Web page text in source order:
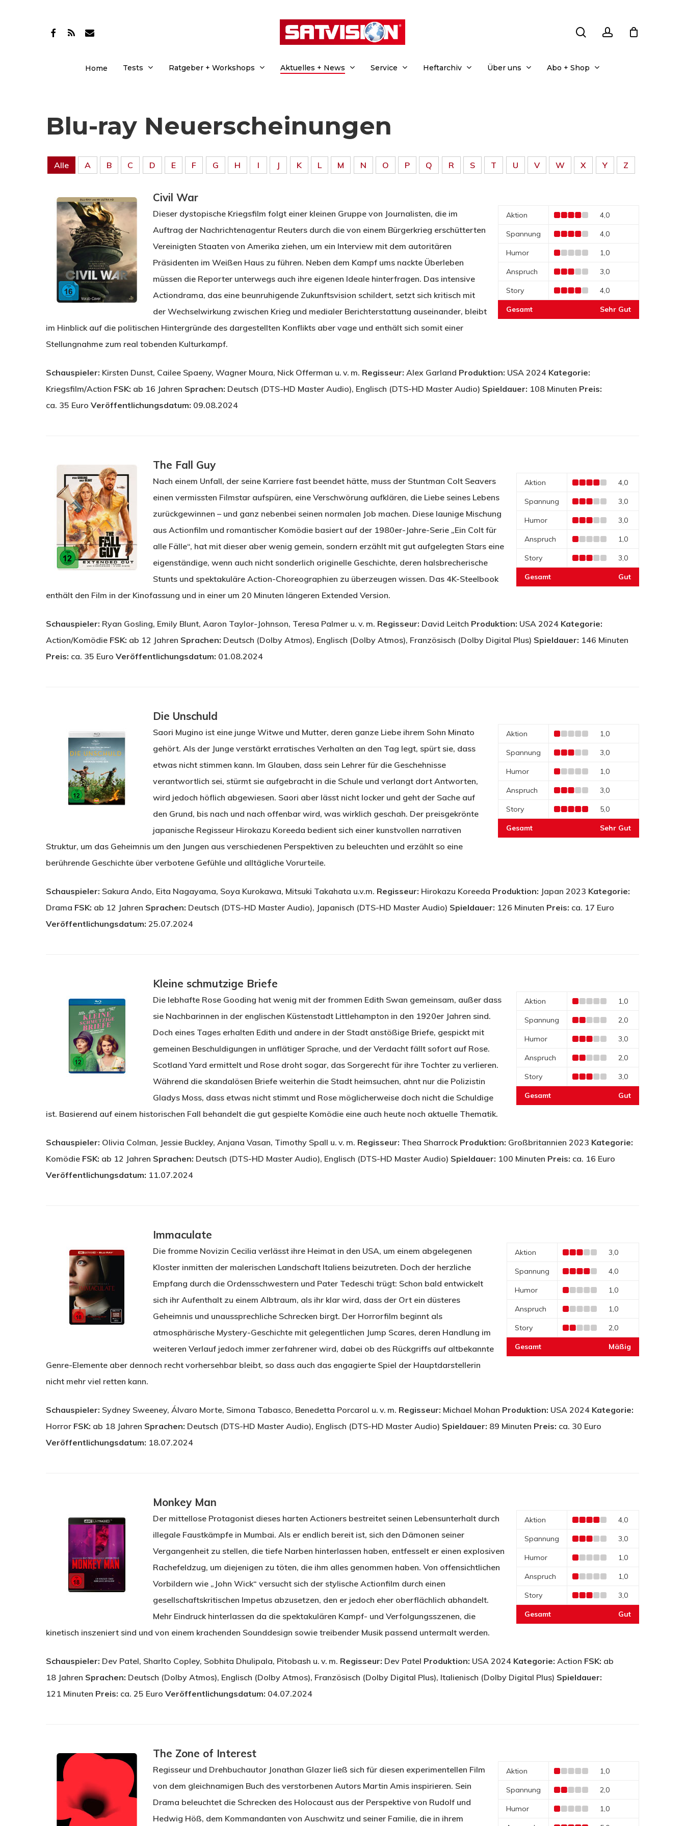
facebook
RSS email
Home Tests Ratgeber + Workshops Aktuelles + News Service Heftarchiv Über uns Abo + Shop
Blu-ray Neu­erscheinung­en
Alle A B C D E F G H I J K L M N O P Q R S T U V W X Y Z
Civil War
Aktion 4,0
Spannung 4,0
Humor 1,0
Anspruch 3,0
Story 4,0
Gesamt Sehr Gut
Dieser dystopische Kriegsfilm folgt einer kleinen Gruppe von Journalisten, die im
Auftrag der Nachrichtenagentur Reuters durch die von einem Bürgerkrieg erschütterten
Vereinigten Staaten von Amerika ziehen, um ein Interview mit dem autoritären
Präsidenten im Weißen Haus zu führen. Neben dem Kampf ums nackte Überleben
müssen die Reporter unterwegs auch ihre eigenen Ideale hinterfragen. Das intensive
Actiondrama, das eine beunruhigende Zukunftsvision schildert, setzt sich kritisch mit
der Wechselwirkung zwischen Krieg und medialer Berichterstattung auseinander, bleibt
im Hinblick auf die politischen Hintergründe des dargestellten Konflikts aber vage und enthält sich somit einer
Stellungnahme zum real tobenden Kulturkampf.
Schauspieler: Kirsten Dunst, Cailee Spaeny, Wagner Moura, Nick Offerman u. v. m. Regisseur: Alex Garland Produktion: USA 2024 Kategorie:
Kriegsfilm/Action FSK: ab 16 Jahren Sprachen: Deutsch (DTS-HD Master Audio), Englisch (DTS-HD Master Audio) Spieldauer: 108 Minuten Preis:
ca. 35 Euro Veröffentlichungsdatum: 09.08.2024
The Fall Guy
Aktion 4,0
Spannung 3,0
Humor 3,0
Anspruch 1,0
Story 3,0
Gesamt Gut
Nach einem Unfall, der seine Karriere fast beendet hätte, muss der Stuntman Colt Seavers
einen vermissten Filmstar aufspüren, eine Verschwörung aufklären, die Liebe seines Lebens
zurückgewinnen – und ganz nebenbei seinen normalen Job machen. Diese launige Mischung
aus Actionfilm und romantischer Komödie basiert auf der 1980er-Jahre-Serie „Ein Colt für
alle Fälle“, hat mit dieser aber wenig gemein, sondern erzählt mit gut aufgelegten Stars eine
eigenständige, wenn auch nicht sonderlich originelle Geschichte, deren halsbrecherische
Stunts und spektakuläre Action-Choreographien zu überzeugen wissen. Das 4K-Steelbook
enthält den Film in der Kinofassung und in einer um 20 Minuten längeren Extended Version.
Schauspieler: Ryan Gosling, Emily Blunt, Aaron Taylor-Johnson, Teresa Palmer u. v. m. Regisseur: David Leitch Produktion: USA 2024 Kategorie:
Action/Komödie FSK: ab 12 Jahren Sprachen: Deutsch (Dolby Atmos), Englisch (Dolby Atmos), Französisch (Dolby Digital Plus) Spieldauer: 146 Minuten
Preis: ca. 35 Euro Veröffentlichungsdatum: 01.08.2024
Die Unschuld
Aktion 1,0
Spannung 3,0
Humor 1,0
Anspruch 3,0
Story 5,0
Gesamt Sehr Gut
Saori Mugino ist eine junge Witwe und Mutter, deren ganze Liebe ihrem Sohn Minato
gehört. Als der Junge verstärkt erratisches Verhalten an den Tag legt, spürt sie, dass
etwas nicht stimmen kann. Im Glauben, dass sein Lehrer für die Geschehnisse
verantwortlich sei, stürmt sie aufgebracht in die Schule und verlangt dort Antworten,
wird jedoch höflich abgewiesen. Saori aber lässt nicht locker und geht der Sache auf
den Grund, bis nach und nach offenbar wird, was wirklich geschah. Der preisgekrönte
japanische Regisseur Hirokazu Koreeda bedient sich einer kunstvollen narrativen
Struktur, um das Geheimnis um den Jungen aus verschiedenen Perspektiven zu beleuchten und erzählt so eine
berührende Geschichte über verbotene Gefühle und alltägliche Vorurteile.
Schauspieler: Sakura Ando, Eita Nagayama, Soya Kurokawa, Mitsuki Takahata u.v.m. Regisseur: Hirokazu Koreeda Produktion: Japan 2023 Kategorie:
Drama FSK: ab 12 Jahren Sprachen: Deutsch (DTS-HD Master Audio), Japanisch (DTS-HD Master Audio) Spieldauer: 126 Minuten Preis: ca. 17 Euro
Veröffentlichungsdatum: 25.07.2024
Kleine schmutzige Briefe
Aktion 1,0
Spannung 2,0
Humor 3,0
Anspruch 2,0
Story 3,0
Gesamt Gut
Die lebhafte Rose Gooding hat wenig mit der frommen Edith Swan gemeinsam, außer dass
sie Nachbarinnen in der englischen Küstenstadt Littlehampton in den 1920er Jahren sind.
Doch eines Tages erhalten Edith und andere in der Stadt anstößige Briefe, gespickt mit
gemeinen Beschuldigungen in unflätiger Sprache, und der Verdacht fällt sofort auf Rose.
Scotland Yard ermittelt und Rose droht sogar, das Sorgerecht für ihre Tochter zu verlieren.
Während die skandalösen Briefe weiterhin die Stadt heimsuchen, ahnt nur die Polizistin
Gladys Moss, dass etwas nicht stimmt und Rose möglicherweise doch nicht die Schuldige
ist. Basierend auf einem historischen Fall behandelt die gut gespielte Komödie eine auch heute noch aktuelle Thematik.
Schauspieler: Olivia Colman, Jessie Buckley, Anjana Vasan, Timothy Spall u. v. m. Regisseur: Thea Sharrock Produktion: Großbritannien 2023 Kategorie:
Komödie FSK: ab 12 Jahren Sprachen: Deutsch (DTS-HD Master Audio), Englisch (DTS-HD Master Audio) Spieldauer: 100 Minuten Preis: ca. 16 Euro
Veröffentlichungsdatum: 11.07.2024
Immaculate
Aktion 3,0
Spannung 4,0
Humor 1,0
Anspruch 1,0
Story 2,0
Gesamt Mäßig
Die fromme Novizin Cecilia verlässt ihre Heimat in den USA, um einem abgelegenen
Kloster inmitten der malerischen Landschaft Italiens beizutreten. Doch der herzliche
Empfang durch die Ordensschwestern und Pater Tedeschi trügt: Schon bald entwickelt
sich ihr Aufenthalt zu einem Albtraum, als ihr klar wird, dass der Ort ein düsteres
Geheimnis und unaussprechliche Schrecken birgt. Der Horrorfilm beginnt als
atmosphärische Mystery-Geschichte mit gelegentlichen Jump Scares, deren Handlung im
weiteren Verlauf jedoch immer zerfahrener wird, dabei ob des Rückgriffs auf altbekannte
Genre-Elemente aber dennoch recht vorhersehbar bleibt, so dass auch das engagierte Spiel der Hauptdarstellerin
nicht mehr viel retten kann.
Schauspieler: Sydney Sweeney, Álvaro Morte, Simona Tabasco, Benedetta Porcarol u. v. m. Regisseur: Michael Mohan Produktion: USA 2024 Kategorie:
Horror FSK: ab 18 Jahren Sprachen: Deutsch (DTS-HD Master Audio), Englisch (DTS-HD Master Audio) Spieldauer: 89 Minuten Preis: ca. 30 Euro
Veröffentlichungsdatum: 18.07.2024
Monkey Man
Aktion 4,0
Spannung 3,0
Humor 1,0
Anspruch 1,0
Story 3,0
Gesamt Gut
Der mittellose Protagonist dieses harten Actioners bestreitet seinen Lebensunterhalt durch
illegale Faustkämpfe in Mumbai. Als er endlich bereit ist, sich den Dämonen seiner
Vergangenheit zu stellen, die tiefe Narben hinterlassen haben, entfesselt er einen explosiven
Rachefeldzug, um diejenigen zu töten, die ihm alles genommen haben. Von offensichtlichen
Vorbildern wie „John Wick“ versucht sich der stylische Actionfilm durch einen
gesellschaftskritischen Impetus abzusetzen, den er jedoch eher oberflächlich abhandelt.
Mehr Eindruck hinterlassen da die spektakulären Kampf- und Verfolgungsszenen, die
kinetisch inszeniert sind und von einem krachenden Sounddesign sowie treibender Musik passend untermalt werden.
Schauspieler: Dev Patel, Sharlto Copley, Sobhita Dhulipala, Pitobash u. v. m. Regisseur: Dev Patel Produktion: USA 2024 Kategorie: Action FSK: ab
18 Jahren Sprachen: Deutsch (Dolby Atmos), Englisch (Dolby Atmos), Französisch (Dolby Digital Plus), Italienisch (Dolby Digital Plus) Spieldauer:
121 Minuten Preis: ca. 25 Euro Veröffentlichungsdatum: 04.07.2024
The Zone of Interest
Aktion 1,0
Spannung 2,0
Humor 1,0
Regisseur und Drehbuchautor Jonathan Glazer ließ sich für diesen experimentellen Film
von dem gleichnamigen Buch des verstorbenen Autors Martin Amis inspirieren. Sein
Drama beleuchtet die Schrecken des Holocaust aus der Perspektive von Rudolf und
Hedwig Höß, dem Kommandanten von Auschwitz und seiner Familie, die in ihrem